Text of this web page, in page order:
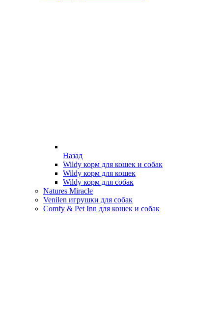
Назад
Wildy корм для кошек и собак
Wildy корм для кошек
Wildy корм для собак
Natures Miracle
Venilen игрушки для собак
Comfy & Pet Inn для кошек и собак